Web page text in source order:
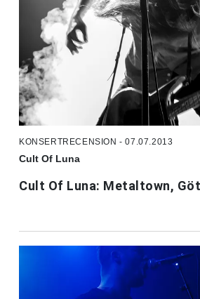
KONSERTRECENSION - 07.07.2013
Cult Of Luna
Cult Of Luna: Metaltown,